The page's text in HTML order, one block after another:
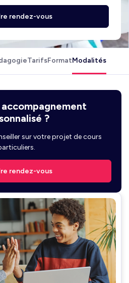
rendez-vous
TarifsFormatModalités
accompagnement
?
sur votre projet de cours
rendez-vous